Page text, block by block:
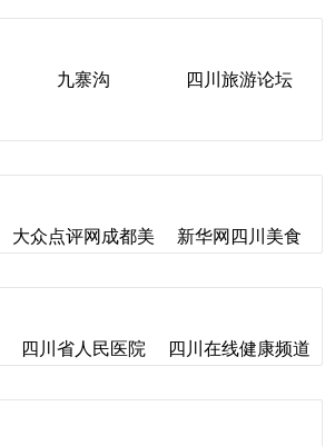
四川在线房产
九寨沟
四川旅游论坛
大众点评网成都美
食
新华网四川美食
新华网四川美食
四川省人民医院
四川省人民医院
四川在线健康频道
四川在线健康频道